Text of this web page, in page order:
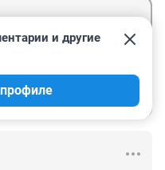
и другие